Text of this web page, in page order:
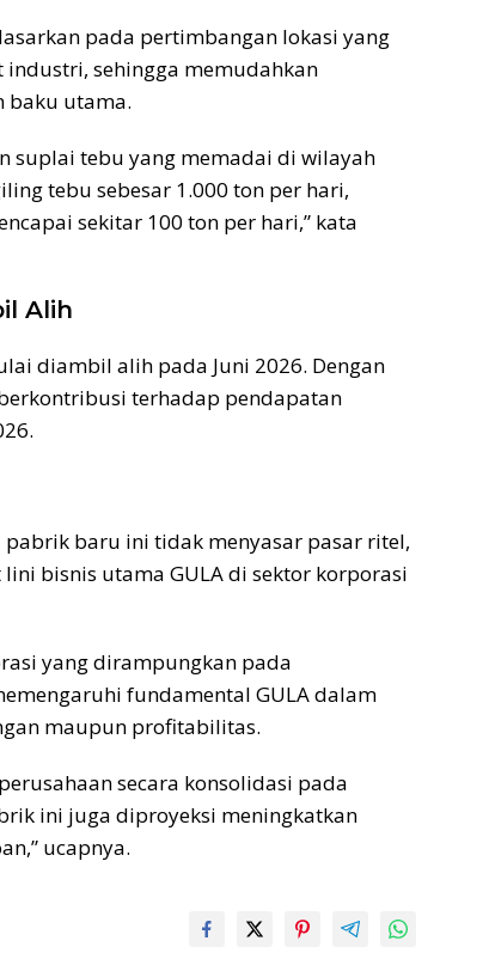
pada pertimbangan lokasi yang
sehingga memudahkan
baku utama.
suplai tebu yang memadai di wilayah
tebu sebesar 1.000 ton per hari,
sekitar 100 ton per hari,” kata
Alih
diambil alih pada Juni 2026. Dengan
terhadap pendapatan
baru ini tidak menyasar pasar ritel,
bisnis utama GULA di sektor korporasi
yang dirampungkan pada
fundamental GULA dalam
maupun profitabilitas.
secara konsolidasi pada
ini juga diproyeksi meningkatkan
ucapnya.